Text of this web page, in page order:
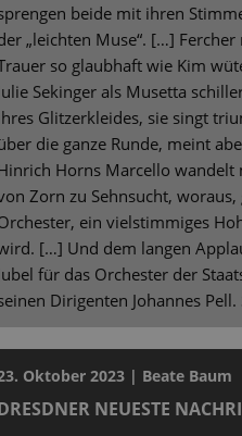
beide mit ihren
„leichten Muse“. […]
so glaubhaft wie Kim
Sekinger als Musetta
Glitzerkleides, sie singt
die ganze Runde, meint
Horns Marcello wandelt
Zorn zu Sehnsucht,
ein vielstimmiges
[…] Und dem langen
für das Orchester der
Dirigenten Johannes
Oktober 2023 | Beate Baum
NEUESTE